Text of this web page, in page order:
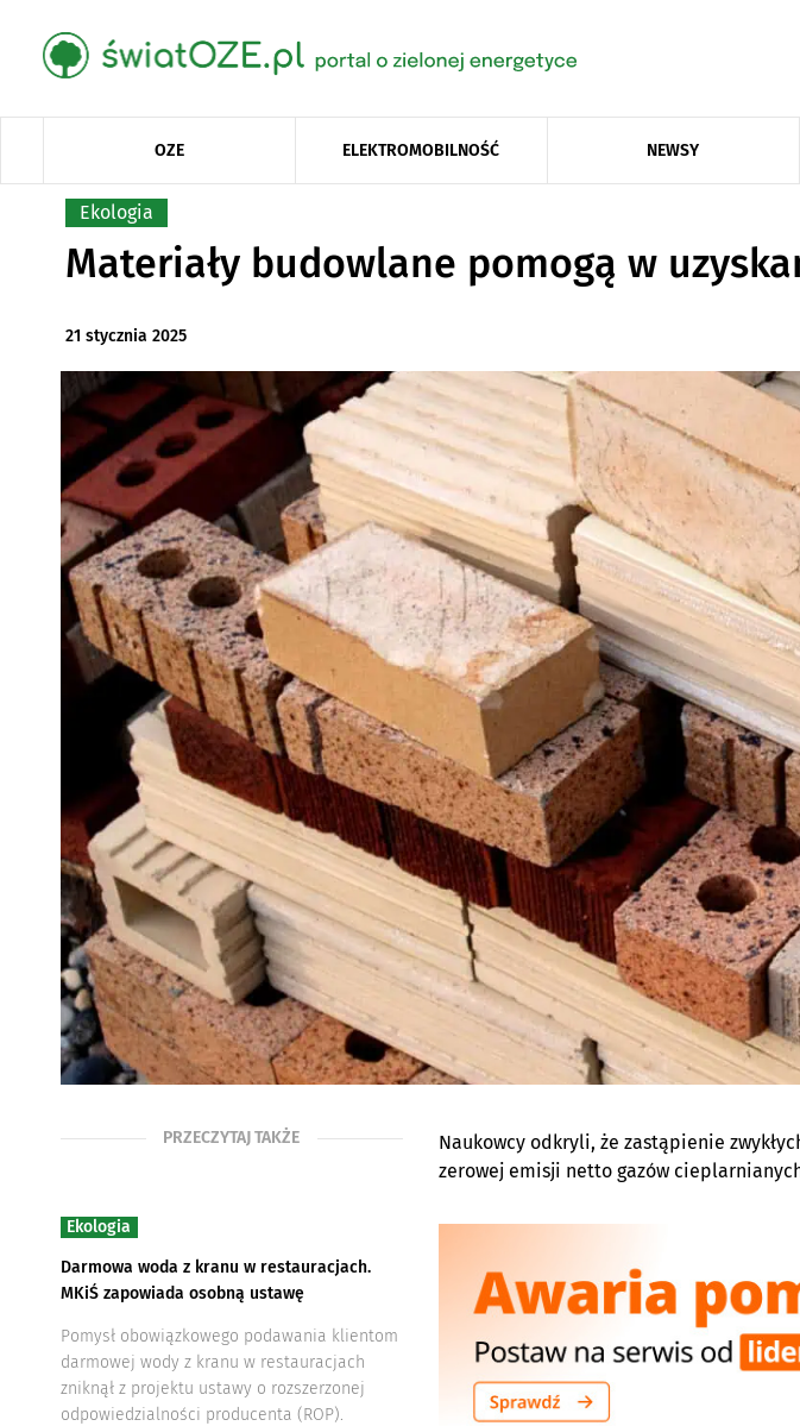
OZE ELEKTROMOBILNOŚĆ NEWSY
Ekologia
Materiały budowlane pomogą w
21 stycznia 2025
PRZECZYTAJ TAKŻE
Ekologia
Darmowa woda z kranu w restauracjach.
MKiŚ zapowiada osobną ustawę
Pomysł obowiązkowego podawania klientom
darmowej wody z kranu w restauracjach
zniknął z projektu ustawy o rozszerzonej
odpowiedzialności producenta (ROP).
Naukowcy odkryli, że zastąpienie
zerowej emisji netto gazów